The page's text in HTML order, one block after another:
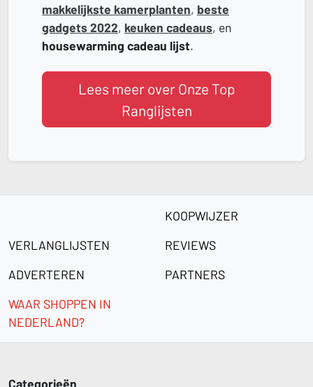
makkelijkste kamerplanten, beste
gadgets 2022, keuken cadeaus, en
housewarming cadeau lijst.
Lees meer over Onze Top
Ranglijsten
KOOPWIJZER
VERLANGLIJSTEN
REVIEWS
ADVERTEREN
PARTNERS
WAAR SHOPPEN IN
NEDERLAND?
Categorieën